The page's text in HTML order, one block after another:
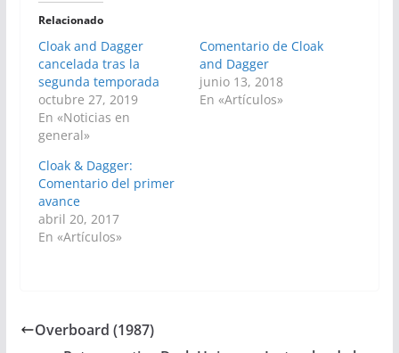
Relacionado
Cloak and Dagger
cancelada tras la
segunda temporada
octubre 27, 2019
En «Noticias en
general»
Comentario de Cloak
and Dagger
junio 13, 2018
En «Artículos»
Cloak & Dagger:
Comentario del primer
avance
abril 20, 2017
En «Artículos»
Overboard (1987)